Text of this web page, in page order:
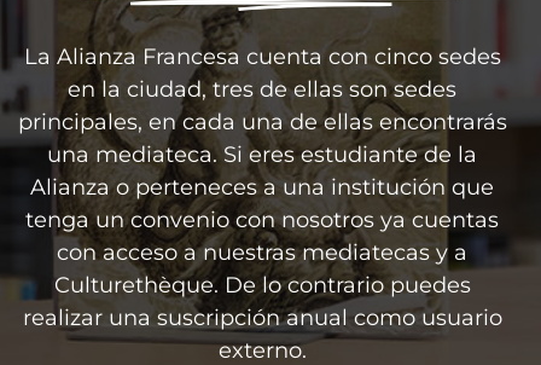
La Alianza Francesa cuenta con cinco sedes
en la ciudad, tres de ellas son sedes
principales, en cada una de ellas encontrarás
una mediateca. Si eres estudiante de la
Alianza o perteneces a una institución que
tenga un convenio con nosotros ya cuentas
con acceso a nuestras mediatecas y a
Culturethèque. De lo contrario puedes
realizar una suscripción anual como usuario
externo.